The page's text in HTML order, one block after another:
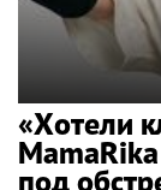
«Хотели
под